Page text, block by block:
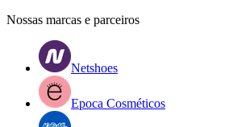
Nossas marcas e parceiros
Netshoes
Epoca Cosméticos